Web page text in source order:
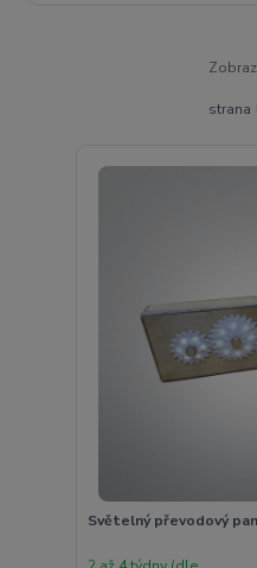
strana
Světelný převodový